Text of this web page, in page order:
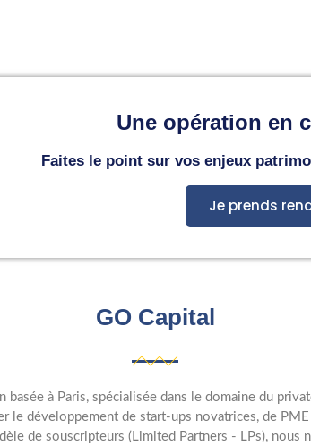
Une opération en
Faites le point sur vos enjeux
Je prends
GO Capital
à Paris, spécialisée dans le domaine du
le développement de start-ups novatrices, de
de souscripteurs (Limited Partners - LPs), nous